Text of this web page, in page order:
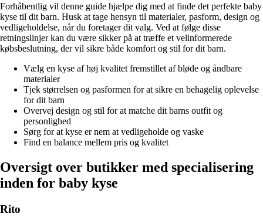
Forhåbentlig vil denne guide hjælpe dig med at finde det perfekte baby
kyse til dit barn. Husk at tage hensyn til materialer, pasform, design og
vedligeholdelse, når du foretager dit valg. Ved at følge disse
retningslinjer kan du være sikker på at træffe et velinformerede
købsbeslutning, der vil sikre både komfort og stil for dit barn.
Vælg en kyse af høj kvalitet fremstillet af bløde og åndbare
materialer
Tjek størrelsen og pasformen for at sikre en behagelig oplevelse
for dit barn
Overvej design og stil for at matche dit barns outfit og
personlighed
Sørg for at kyse er nem at vedligeholde og vaske
Find en balance mellem pris og kvalitet
Oversigt over butikker med specialisering
inden for baby kyse
Rito